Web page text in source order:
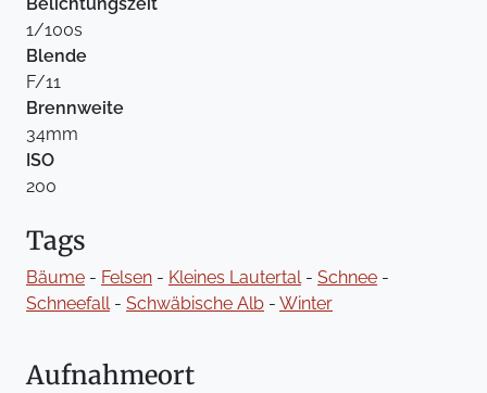
Belichtungszeit
1/100s
Blende
F/11
Brennweite
34mm
ISO
200
Tags
Bäume - Felsen - Kleines Lautertal- Schnee -
Schneefall- Schwäbische Alb - Winter
Aufnahmeort